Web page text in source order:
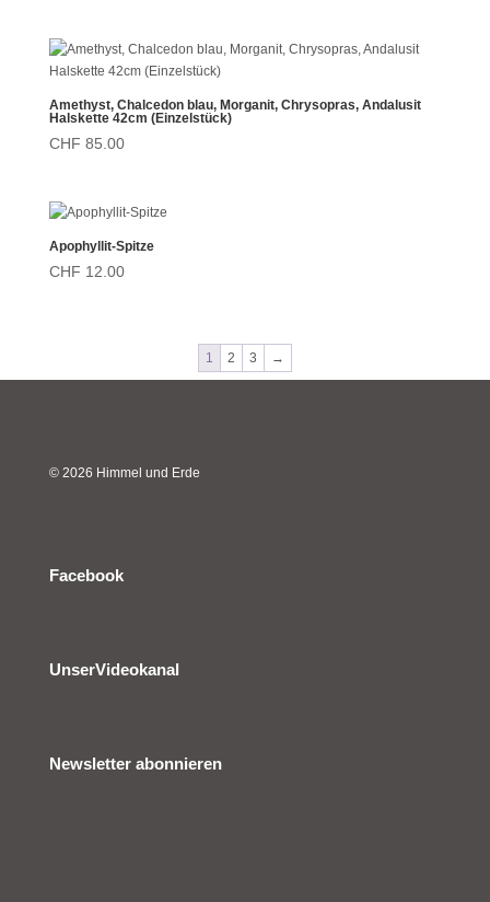
Amethyst, Chalcedon blau, Morganit, Chrysopras, Andalusit
Halskette 42cm (Einzelstück)
CHF 85.00
Apophyllit-Spitze
CHF 12.00
1 2 3 →
© 2026 Himmel und Erde
Facebook
UnserVideokanal
Newsletter abonnieren